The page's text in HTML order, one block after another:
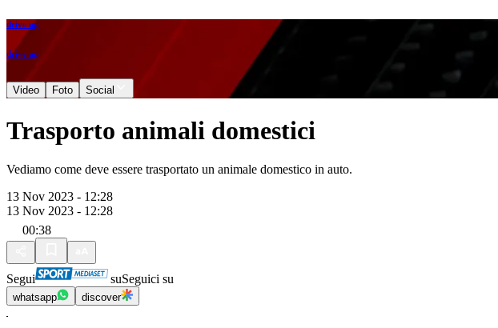
drive up
drive up
Video Foto Social
Trasporto animali domestici
Vediamo come deve essere trasportato un animale domestico in auto.
13 Nov 2023 - 12:28
13 Nov 2023 - 12:28
00:38
Segui suSeguici su
whatsapp discover